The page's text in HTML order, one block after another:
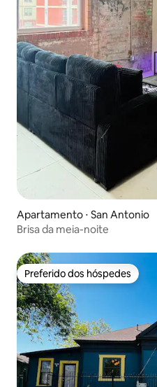
Apartamento ⋅ San Antonio
Brisa da meia-noite
Preferido dos hóspedes
Preferido dos hóspedes